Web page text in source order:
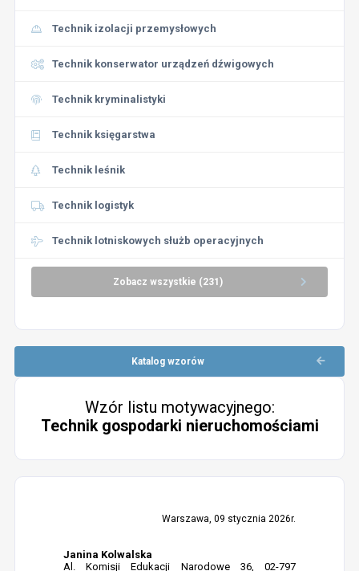
Technik izolacji przemysłowych
Technik konserwator urządzeń dźwigowych
Technik kryminalistyki
Technik księgarstwa
Technik leśnik
Technik logistyk
Technik lotniskowych służb operacyjnych
Zobacz wszystkie (231)
Katalog wzorów
Wzór listu motywacyjnego:
Technik gospodarki nieruchomościami
Warszawa, 09 stycznia 2026r.
Janina Kolwalska
Al. Komisji Edukacji Narodowe 36, 02-797